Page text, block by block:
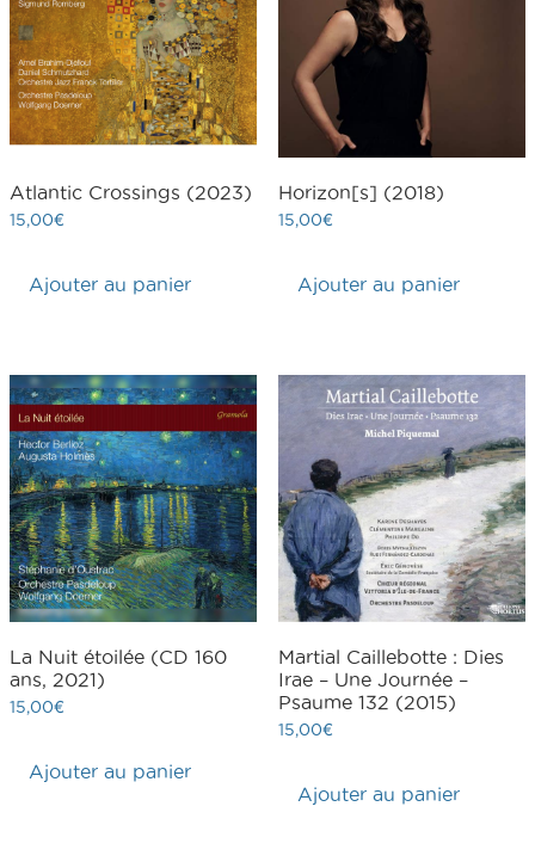
Atlantic Crossings (2023)
15,00€
Ajouter au panier
Horizon[s] (2018)
15,00€
Ajouter au panier
La Nuit étoilée (CD 160
ans, 2021)
15,00€
Ajouter au panier
Martial Caillebotte : Dies
Irae – Une Journée –
Psaume 132 (2015)
15,00€
Ajouter au panier